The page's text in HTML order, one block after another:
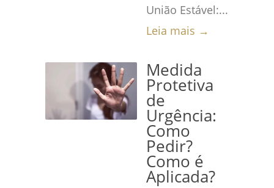
União Estável:...
Leia mais →
Medida
Protetiva
de
Urgência:
Como
Pedir?
Como é
Aplicada?